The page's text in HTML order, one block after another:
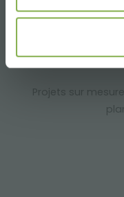
Projets sur